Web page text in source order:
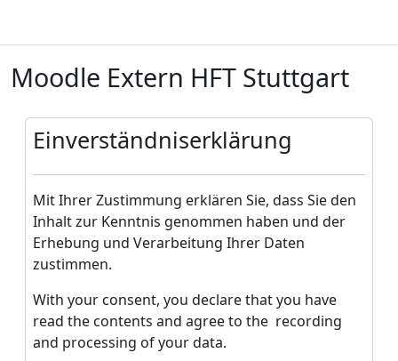
Moodle Extern HFT Stuttgart
Einverständniserklärung
Mit Ihrer Zustimmung erklären Sie, dass Sie den
Inhalt zur Kenntnis genommen haben und der
Erhebung und Verarbeitung Ihrer Daten
zustimmen.
With your consent, you declare that you have
read the contents and agree to the recording
and processing of your data.